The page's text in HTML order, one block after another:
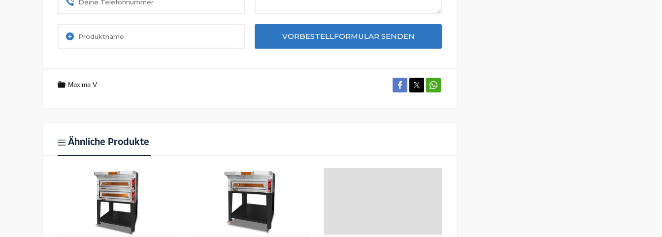
Maxima V
Ähnliche Produkte